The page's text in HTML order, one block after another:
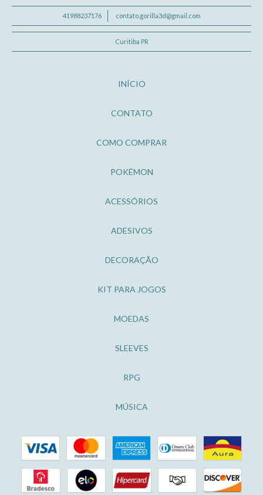
41988237176 contato.gorilla3d@gmail.com
Curitiba PR
INÍCIO
CONTATO
COMO COMPRAR
POKÉMON
ACESSÓRIOS
ADESIVOS
DECORAÇÃO
KIT PARA JOGOS
MOEDAS
SLEEVES
RPG
MÚSICA